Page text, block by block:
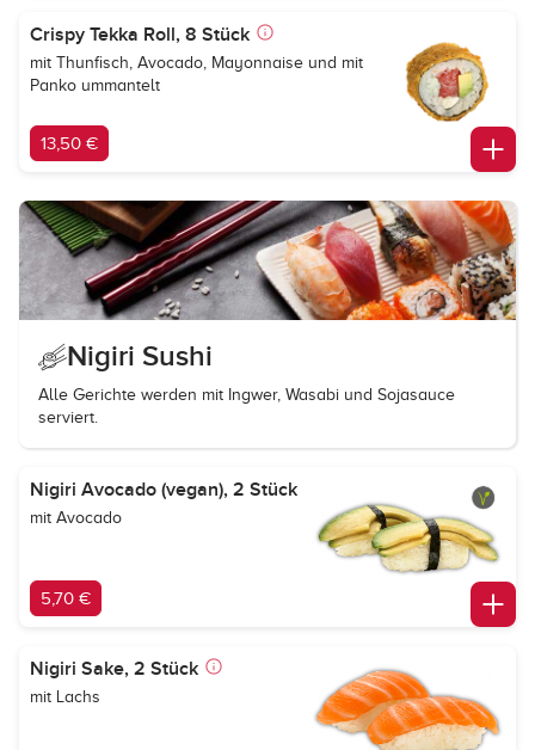
Crispy Tekka Roll, 8 Stück
mit Thunfisch, Avocado, Mayonnaise und mit
Panko ummantelt
13,50 €
Nigiri Sushi
Alle Gerichte werden mit Ingwer, Wasabi und Sojasauce
serviert.
Nigiri Avocado (vegan), 2 Stück
mit Avocado
5,70 €
Nigiri Sake, 2 Stück
mit Lachs